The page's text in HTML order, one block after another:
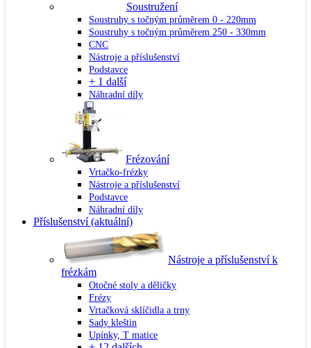
Soustružení
Soustruhy s točným průměrem 0 - 220mm
Soustruhy s točným průměrem 250 - 330mm
CNC
Nástroje a příslušenství
Podstavce
+ 1 další
Náhradní díly
Frézování
Vrtačko-frézky
Nástroje a příslušenství
Podstavce
Náhradní díly
Příslušenství(aktuální)
Nástroje a příslušenství k
frézkám
Otočné stoly a děličky
Frézy
Vrtačková sklíčidla a trny
Sady kleštin
Upínky, T matice